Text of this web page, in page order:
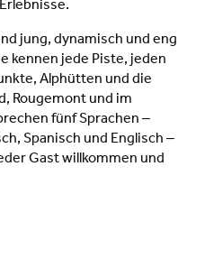
jung, dynamisch und eng
kennen jede Piste, jeden
Alphütten und die
Rougemont und im
fünf Sprachen –
Spanisch und Englisch –
Gast willkommen und